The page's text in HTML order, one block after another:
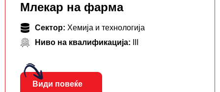
Млекар на фарма
Сектор: Хемија и технологија
Ниво на квалификација:
Види повеќе